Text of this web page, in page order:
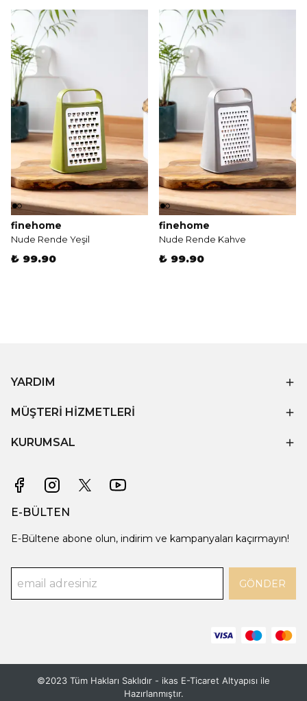
finehome
Nude Rende Yeşil
₺ 99.90
finehome
Nude Rende Kahve
₺ 99.90
YARDIM
MÜŞTERİ HİZMETLERİ
KURUMSAL
E-BÜLTEN
E-Bültene abone olun, indirim ve kampanyaları kaçırmayın!
GÖNDER
©2023 Tüm Hakları Saklıdır - ikas E-Ticaret Altyapısı ile
Hazırlanmıştır.